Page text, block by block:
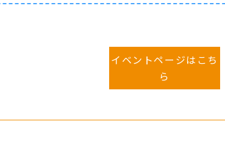
イベントページはこち
ら